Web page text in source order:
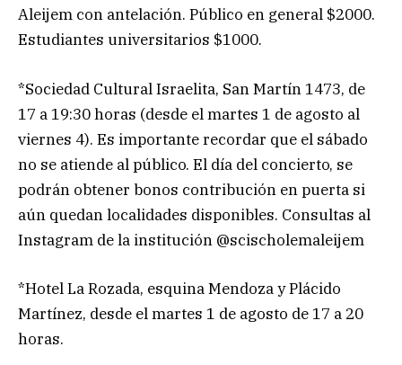
Aleijem con antelación. Público en general $2000.
Estudiantes universitarios $1000.
*Sociedad Cultural Israelita, San Martín 1473, de
17 a 19:30 horas (desde el martes 1 de agosto al
viernes 4). Es importante recordar que el sábado
no se atiende al público. El día del concierto, se
podrán obtener bonos contribución en puerta si
aún quedan localidades disponibles. Consultas al
Instagram de la institución @scischolemaleijem
*Hotel La Rozada, esquina Mendoza y Plácido
Martínez, desde el martes 1 de agosto de 17 a 20
horas.